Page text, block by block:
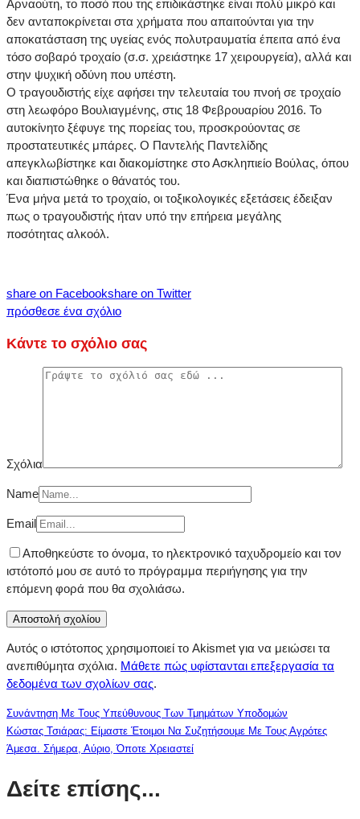
Αρναούτη, το ποσό που της επιδικάστηκε είναι πολύ μικρό και
δεν ανταποκρίνεται στα χρήματα που απαιτούνται για την
αποκατάσταση της υγείας ενός πολυτραυματία έπειτα από ένα
τόσο σοβαρό τροχαίο (σ.σ. χρειάστηκε 17 χειρουργεία), αλλά και
στην ψυχική οδύνη που υπέστη.
Ο τραγουδιστής είχε αφήσει την τελευταία του πνοή σε τροχαίο
στη λεωφόρο Βουλιαγμένης, στις 18 Φεβρουαρίου 2016. Το
αυτοκίνητο ξέφυγε της πορείας του, προσκρούοντας σε
προστατευτικές μπάρες. Ο Παντελής Παντελίδης
απεγκλωβίστηκε και διακομίστηκε στο Ασκληπιείο Βούλας, όπου
και διαπιστώθηκε ο θάνατός του.
Ένα μήνα μετά το τροχαίο, οι τοξικολογικές εξετάσεις έδειξαν
πως ο τραγουδιστής ήταν υπό την επήρεια μεγάλης
ποσότητας αλκοόλ.
share on Facebookshare on Twitter
πρόσθεσε ένα σχόλιο
Κάντε το σχόλιο σας
Σχόλια
Name
Email
Αποθηκεύστε το όνομα, το ηλεκτρονικό ταχυδρομείο και τον
ιστότοπό μου σε αυτό το πρόγραμμα περιήγησης για την
επόμενη φορά που θα σχολιάσω.
Αυτός ο ιστότοπος χρησιμοποιεί το Akismet για να μειώσει τα
ανεπιθύμητα σχόλια. Μάθετε πώς υφίστανται επεξεργασία τα
δεδομένα των σχολίων σας.
Συνάντηση Με Τους Υπεύθυνους Των Τμημάτων Υποδομών
Κώστας Τσιάρας: Είμαστε Έτοιμοι Να Συζητήσουμε Με Τους Αγρότες
Άμεσα. Σήμερα, Αύριο, Όποτε Χρειαστεί
Δείτε επίσης...